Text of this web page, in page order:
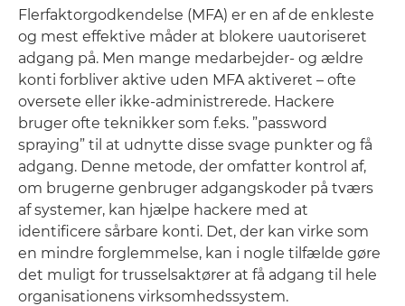
Flerfaktorgodkendelse (MFA) er en af de enkleste
og mest effektive måder at blokere uautoriseret
adgang på. Men mange medarbejder- og ældre
konti forbliver aktive uden MFA aktiveret – ofte
oversete eller ikke-administrerede. Hackere
bruger ofte teknikker som f.eks. ”password
spraying” til at udnytte disse svage punkter og få
adgang. Denne metode, der omfatter kontrol af,
om brugerne genbruger adgangskoder på tværs
af systemer, kan hjælpe hackere med at
identificere sårbare konti. Det, der kan virke som
en mindre forglemmelse, kan i nogle tilfælde gøre
det muligt for trusselsaktører at få adgang til hele
organisationens virksomhedssystem.